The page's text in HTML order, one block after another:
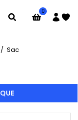
0
/ Sac